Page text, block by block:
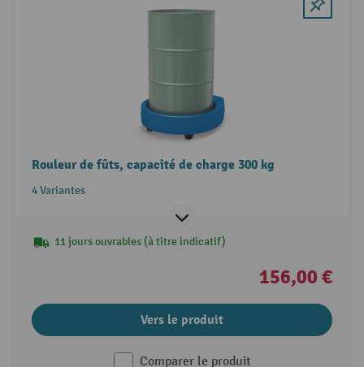
Rouleur de fûts, capacité de charge 300 kg
4 Variantes
11 jours ouvrables (à titre indicatif)
156,00 €
Vers le produit
Comparer le produit